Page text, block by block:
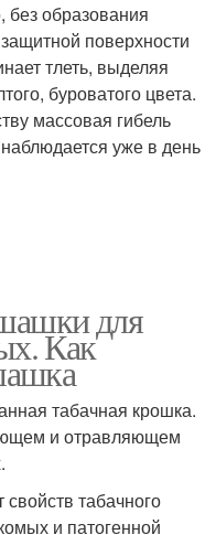
без образования
поверхности
тлеть, выделяя
буроватого цвета.
массовая гибель
уже в день
для
Как
табачная крошка.
и отравляющем
свойств табачного
и патогенной